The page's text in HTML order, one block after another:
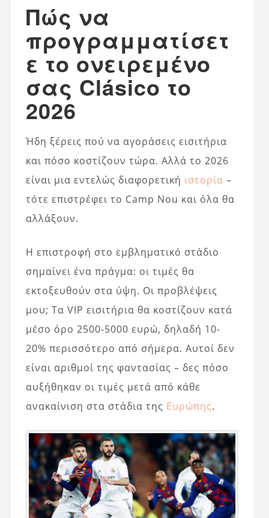
Πώς να
προγραμματίσετ
ε το ονειρεμένο
σας Clásico το
2026
Ήδη ξέρεις πού να αγοράσεις εισιτήρια
και πόσο κοστίζουν τώρα. Αλλά το 2026
είναι μια εντελώς διαφορετική ιστορία –
τότε επιστρέφει το Camp Nou και όλα θα
αλλάξουν.
Η επιστροφή στο εμβληματικό στάδιο
σημαίνει ένα πράγμα: οι τιμές θα
εκτοξευθούν στα ύψη. Οι προβλέψεις
μου; Τα VIP εισιτήρια θα κοστίζουν κατά
μέσο όρο 2500-5000 ευρώ, δηλαδή 10-
20% περισσότερο από σήμερα. Αυτοί δεν
είναι αριθμοί της φαντασίας – δες πόσο
αυξήθηκαν οι τιμές μετά από κάθε
ανακαίνιση στα στάδια της Ευρώπης.